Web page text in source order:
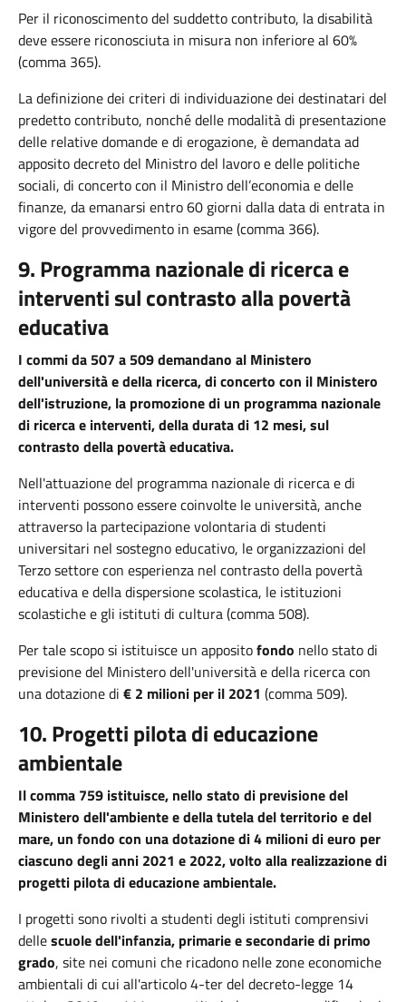
Per il riconoscimento del suddetto contributo, la disabilità
deve essere riconosciuta in misura non inferiore al 60%
(comma 365).
La definizione dei criteri di individuazione dei destinatari del
predetto contributo, nonché delle modalità di presentazione
delle relative domande e di erogazione, è demandata ad
apposito decreto del Ministro del lavoro e delle politiche
sociali, di concerto con il Ministro dell’economia e delle
finanze, da emanarsi entro 60 giorni dalla data di entrata in
vigore del provvedimento in esame (comma 366).
9. Programma nazionale di ricerca e
interventi sul contrasto alla povertà
educativa
I commi da 507 a 509 demandano al Ministero
dell'università e della ricerca, di concerto con il Ministero
dell'istruzione, la promozione di un programma nazionale
di ricerca e interventi, della durata di 12 mesi, sul
contrasto della povertà educativa.
Nell'attuazione del programma nazionale di ricerca e di
interventi possono essere coinvolte le università, anche
attraverso la partecipazione volontaria di studenti
universitari nel sostegno educativo, le organizzazioni del
Terzo settore con esperienza nel contrasto della povertà
educativa e della dispersione scolastica, le istituzioni
scolastiche e gli istituti di cultura (comma 508).
Per tale scopo si istituisce un appositofondo nello stato di
previsione del Ministero dell'università e della ricerca con
una dotazione di € 2 milioni per il 2021 (comma 509).
10. Progetti pilota di educazione
ambientale
Il comma 759 istituisce, nello stato di previsione del
Ministero dell'ambiente e della tutela del territorio e del
mare, un fondo con una dotazione di 4 milioni di euro per
ciascuno degli anni 2021 e 2022, volto alla realizzazione di
progetti pilota di educazione ambientale.
I progetti sono rivolti a studenti degli istituti comprensivi
dellescuole dell'infanzia, primarie e secondarie di primo
grado, site nei comuni che ricadono nelle zone economiche
ambientali di cui all'articolo 4-ter del decreto-legge 14